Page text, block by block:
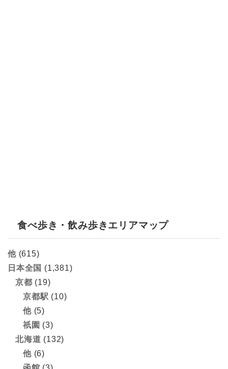
食べ歩き・飲み歩きエリアマップ
他(615)
日本全国 (1,381)
京都 (19)
京都駅 (10)
他(5)
祇園 (3)
北海道 (132)
他(6)